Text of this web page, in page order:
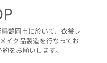
鶴岡市に於いて、衣裳レ
イク品製造を行なってお
をお願いします。